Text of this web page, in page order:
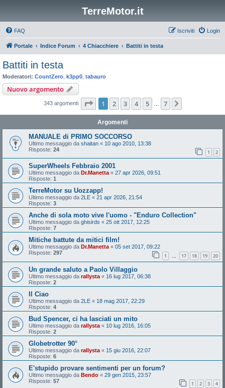
TerreMotor.it
FAQ Login
Iscriviti
Portale Indice Forum 4 Chiacchiere Battiti in testa
Battiti in testa
Moderatori: CountZero k3pp0 tabauro
Nuovo argomento
343 argomenti Pagina di
1 2 3 4 5 7
Argomenti
MANUALE di PRIMO SOCCORSO
Ultimo messaggio da shaitan « 10 ago 2010, 13:38
Risposte: 24 1 2
SuperWheels Febbraio 2001
Ultimo messaggio da Dr.Manetta « 27 apr 2026, 09:51
Risposte: 1
TerreMotor su Uozzapp!
Ultimo messaggio da 2LE « 21 apr 2026, 21:54
Risposte: 3
Anche di sola moto vive l'uomo - "Enduro Collection"
Ultimo messaggio da ghisirds « 25 ott 2017, 12:25
Risposte: 7
Mitiche battute da mitici film!
Ultimo messaggio da Dr.Manetta « 05 set 2017, 09:22
Risposte: 297 1 … 17 18 19 20
Un grande saluto a Paolo Villaggio
Ultimo messaggio da rallysta « 16 lug 2017, 06:38
Risposte: 2
Il Ciao
Ultimo messaggio da 2LE « 18 mag 2017, 22:29
Risposte: 4
Bud Spencer, ci ha lasciati un mito
Ultimo messaggio da rallysta « 10 lug 2016, 16:05
Risposte: 2
Globetrotter 90°
Ultimo messaggio da rallysta « 15 giu 2016, 22:07
Risposte: 6
E'stupido provare sentimenti per un forum?
Ultimo messaggio da Bendo « 29 gen 2015, 23:57
Risposte: 57 1 2 3 4